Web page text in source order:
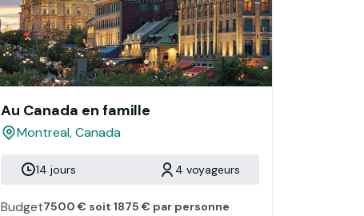
Au Canada en famille
Montreal, Canada
14 jours 4 voyageurs
Budget7500 € soit 1875 € par personne